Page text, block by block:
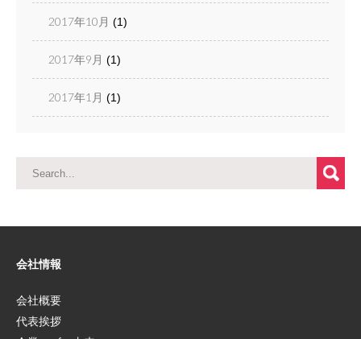
2017年10月 (1)
2017年9月 (1)
2017年1月 (1)
会社情報
会社概要
代表挨拶